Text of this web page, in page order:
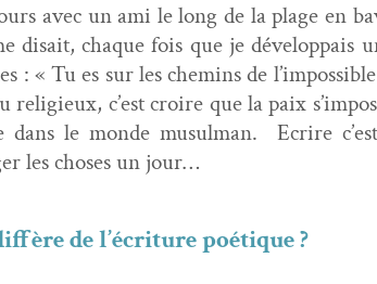
avec un ami le long de la plage en
dis­ait, chaque fois que je dévelop­pais
: « Tu es sur les chemins de
religieux, c’est croire que la paix
le monde musul­man.
Ecrire
les choses un jour…
de l’écriture poétique ?